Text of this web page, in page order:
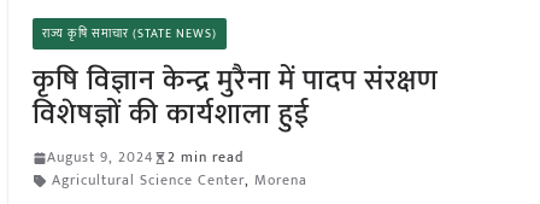
राज्य कृषि समाचार (STATE NEWS)
कृषि विज्ञान केन्द्र मुरैना में पादप संरक्षण
विशेषज्ञों की कार्यशाला हुई
August 9, 2024
2 min read
Agricultural Science Center, Morena